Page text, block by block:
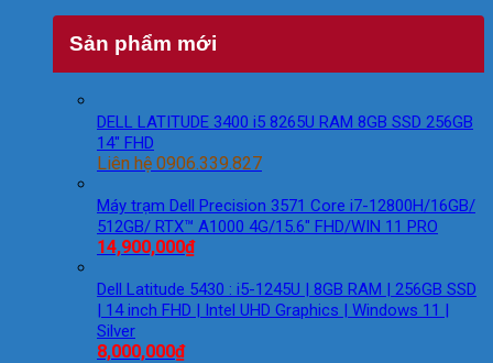
Sản phẩm mới
DELL LATITUDE 3400 i5 8265U RAM 8GB SSD 256GB
14″ FHD
Liên hệ 0906.339.827
Máy trạm Dell Precision 3571 Core i7-12800H/16GB/
512GB/ RTX™ A1000 4G/15.6″ FHD/WIN 11 PRO
14,900,000₫
Dell Latitude 5430 : i5-1245U | 8GB RAM | 256GB SSD
| 14 inch FHD | Intel UHD Graphics | Windows 11 |
Silver
8,000,000₫